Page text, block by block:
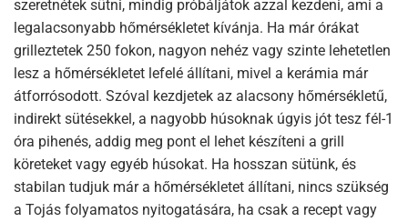
szeretnétek sütni, mindig próbáljátok azzal kezdeni, ami a
legalacsonyabb hőmérsékletet kívánja. Ha már órákat
grilleztetek 250 fokon, nagyon nehéz vagy szinte lehetetlen
lesz a hőmérsékletet lefelé állítani, mivel a kerámia már
átforrósodott. Szóval kezdjetek az alacsony hőmérsékletű,
indirekt sütésekkel, a nagyobb húsoknak úgyis jót tesz fél-1
óra pihenés, addig meg pont el lehet készíteni a grill
köreteket vagy egyéb húsokat. Ha hosszan sütünk, és
stabilan tudjuk már a hőmérsékletet állítani, nincs szükség
a Tojás folyamatos nyitogatására, ha csak a recept vagy